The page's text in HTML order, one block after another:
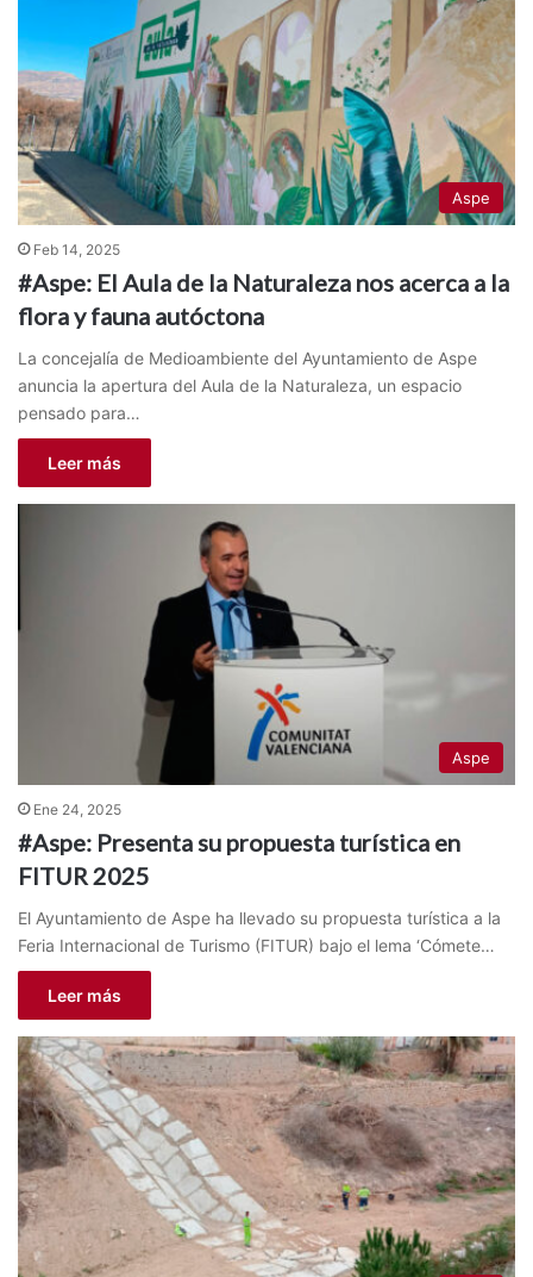
Aspe
Feb 14, 2025
#Aspe: El Aula de la Naturaleza nos acerca a la
flora y fauna autóctona
La concejalía de Medioambiente del Ayuntamiento de Aspe
anuncia la apertura del Aula de la Naturaleza, un espacio
pensado para…
Leer más
Aspe
Ene 24, 2025
#Aspe: Presenta su propuesta turística en
FITUR 2025
El Ayuntamiento de Aspe ha llevado su propuesta turística a la
Feria Internacional de Turismo (FITUR) bajo el lema ‘Cómete…
Leer más